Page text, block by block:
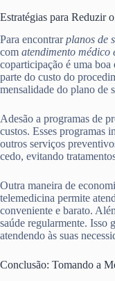
Estratégias para Reduzir
Para encontrarplanos de
com atendimento médico
coparticipação é uma boa
parte do custo do
mensalidade do plano de
Adesão a programas de
custos. Esses programas
outros serviços
cedo, evitando
Outra maneira de
telemedicina permite
conveniente e barato.
saúde regularmente. Isso
atendendo às suas
Conclusão: Tomando a